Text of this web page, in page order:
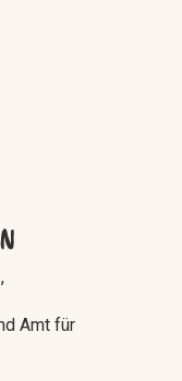
Amt für